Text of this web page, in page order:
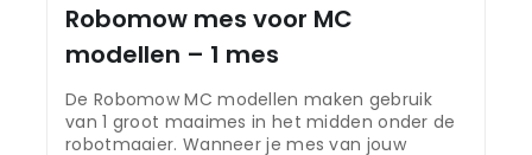
Robomow mes voor MC
modellen – 1 mes
De Robomow MC modellen maken gebruik
van 1 groot maaimes in het midden onder de
robotmaaier. Wanneer je mes van jouw